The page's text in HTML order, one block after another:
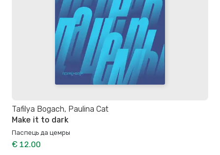
Tafilya Bogach, Paulina Cat
Make it to dark
Паспець да цемры
€ 12.00